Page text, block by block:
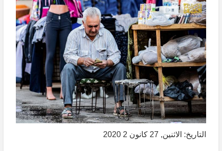
التاريخ: الاثنين, 27 كانون 2 2020